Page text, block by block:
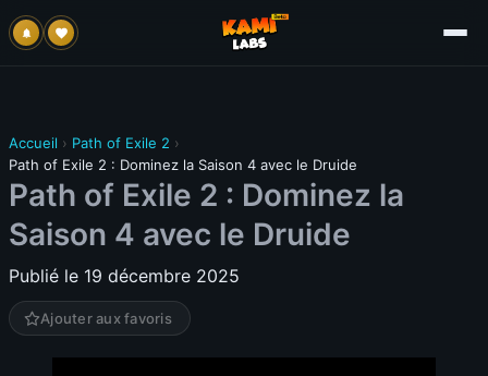
Accueil › Path of Exile 2 ›
Path of Exile 2 : Dominez la Saison 4 avec le Druide
Path of Exile 2 : Dominez la
Saison 4 avec le Druide
Publié le 19 décembre 2025
Ajouter aux favoris